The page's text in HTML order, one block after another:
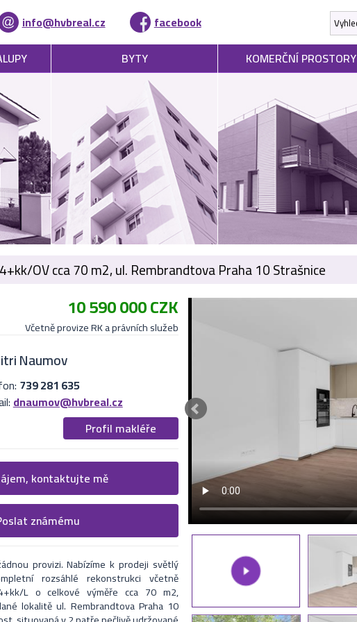
info@hvbreal.cz
facebook
BYTY KOMERČNÍ PROSTORY
OV cca 70 m2, ul. Rembrandtova Praha 10 Strašnice
10 590 000 CZK
Včetně provize RK a právních služeb
Naumov
739 281 635
dnaumov@hvbreal.cz
Profil makléře
informací
Upřesněte, co by Vás zajímalo.
kontaktují.
kontaktujte mě
na uvedený email
známému
provizi. Nabízíme k prodeji světlý
rozsáhlé rekonstrukci včetně
L o celkové výměře cca 70 m2,
lokalitě ul. Rembrandtova Praha 10